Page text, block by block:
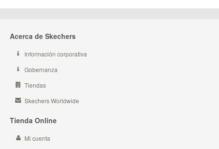
Acerca de Skechers
Información corporativa
Gobernanza
Tiendas
Skechers Worldwide
Tienda Online
Mi cuenta